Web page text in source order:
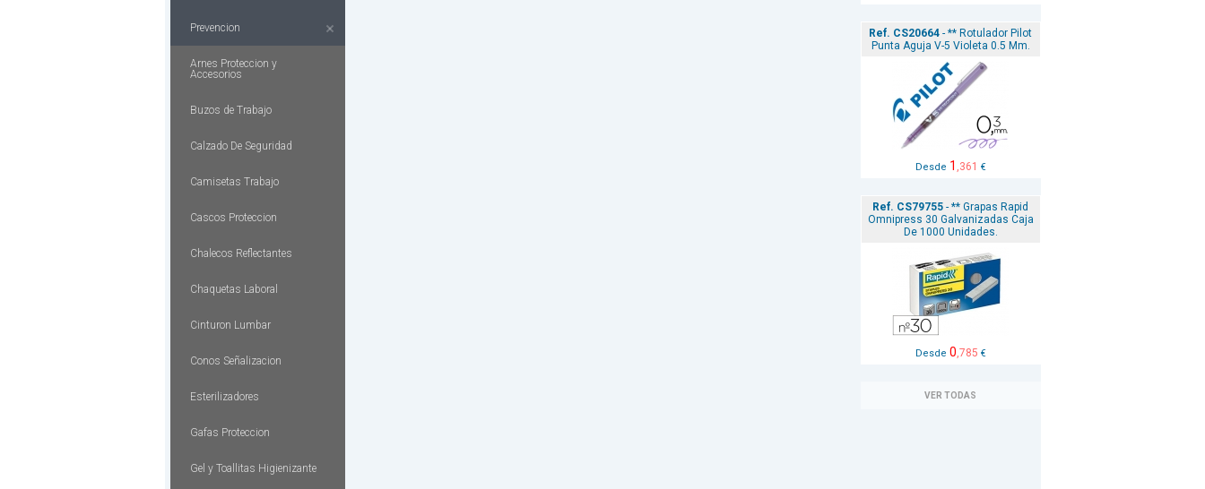
Prevencion
Arnes Proteccion y
Accesorios
Buzos de Trabajo
Calzado De Seguridad
Camisetas Trabajo
Cascos Proteccion
Chalecos Reflectantes
Chaquetas Laboral
Cinturon Lumbar
Conos Señalizacion
Esterilizadores
Gafas Proteccion
Gel y Toallitas Higienizante
Ref. CS20664 - ** Rotulador Pilot
Punta Aguja V-5 Violeta 0.5 Mm.
Desde 1 ,361 €
Ref. CS79755 - ** Grapas Rapid
Omnipress 30 Galvanizadas Caja
De 1000 Unidades.
Desde 0,785 €
VER TODAS